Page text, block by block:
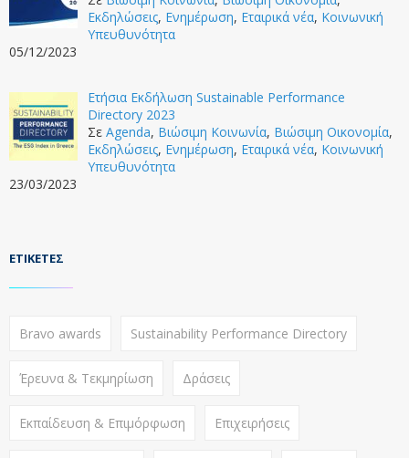
Εκδηλώσεις, Ενημέρωση, Εταιρικά νέα, Κοινωνική
Υπευθυνότητα
05/12/2023
Ετήσια Εκδήλωση Sustainable Performance
Directory 2023
Σε Agenda, Βιώσιμη Κοινωνία, Βιώσιμη Οικονομία,
Εκδηλώσεις, Ενημέρωση, Εταιρικά νέα, Κοινωνική
Υπευθυνότητα
23/03/2023
ΕΤΙΚΈΤΕΣ
Bravo awards Sustainability Performance Directory
Έρευνα & Τεκμηρίωση Δράσεις
Εκπαίδευση & Επιμόρφωση Επιχειρήσεις